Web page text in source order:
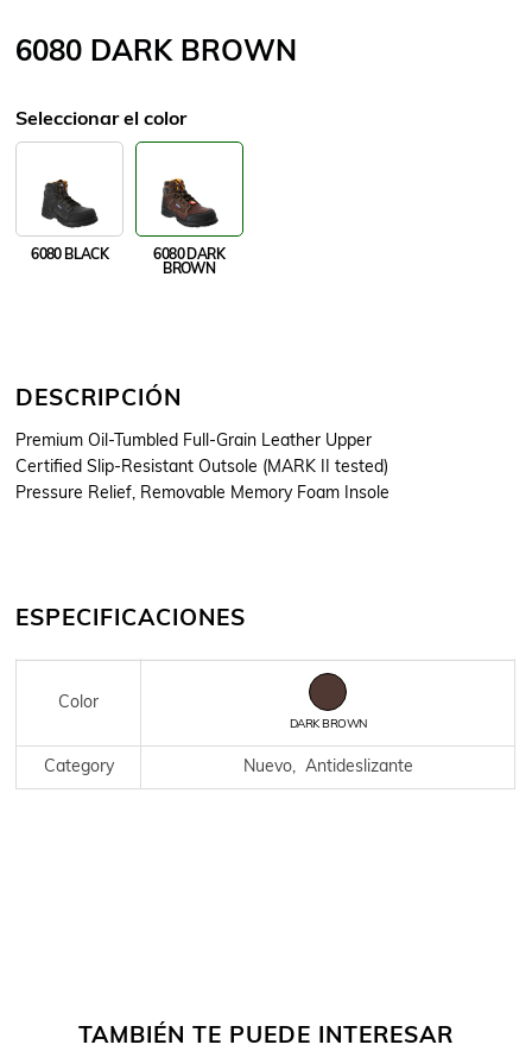
6080 DARK BROWN
Seleccionar el color
6080 BLACK
6080 DARK
BROWN
DESCRIPCIÓN
Premium Oil-Tumbled Full-Grain Leather Upper
Certified Slip-Resistant Outsole (MARK II tested)
Pressure Relief, Removable Memory Foam Insole
ESPECIFICACIONES
Color
DARK BROWN
Category Nuevo, Antideslizante
TAMBIÉN TE PUEDE INTERESAR